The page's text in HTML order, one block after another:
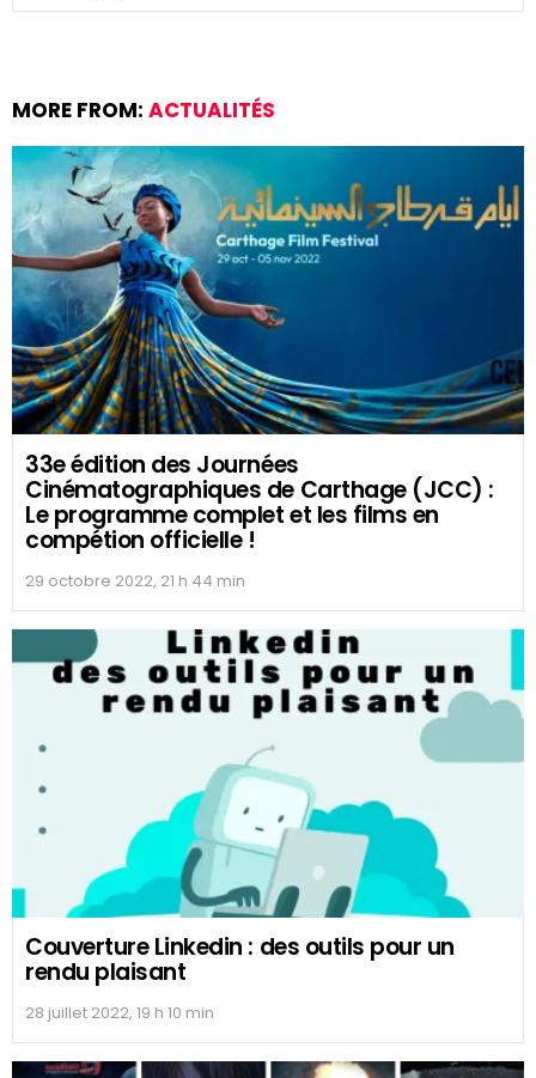
MORE FROM: ACTUALITÉS
33e édition des Journées
Cinématographiques de Carthage (JCC) :
Le programme complet et les films en
compétion officielle !
29 octobre 2022, 21 h 44 min
Couverture Linkedin : des outils pour un
rendu plaisant
28 juillet 2022, 19 h 10 min